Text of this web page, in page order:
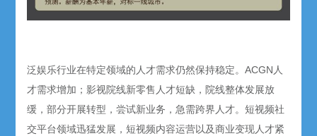
泛娱乐行业在特定领域的人才需求仍然保持稳定。ACGN人
才需求增加；影视院线新零售人才短缺，院线整体发展放
缓，部分开展转型，尝试新业务，急需跨界人才。短视频社
交平台领域迅猛发展，短视频内容运营以及商业变现人才紧